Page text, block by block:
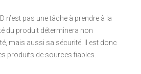
n’est pas une tâche à prendre à la
du produit déterminera non
mais aussi sa sécurité. Il est donc
produits de sources fiables.